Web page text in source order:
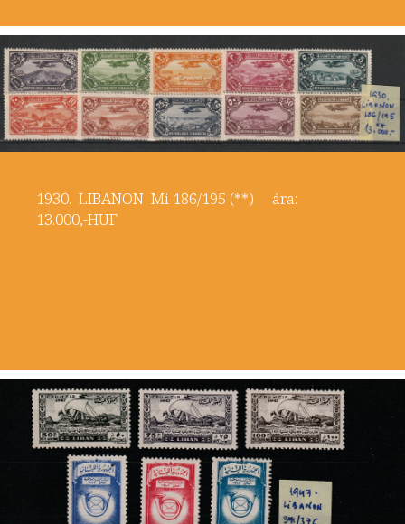
1930. LIBANON Mi 186/195 (**) ára:
13.000,-HUF